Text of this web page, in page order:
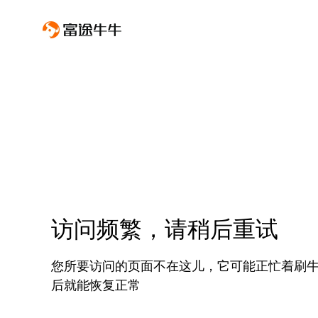
访问频繁，请稍后重试
您所要访问的页面不在这儿，它可能正忙着刷
后就能恢复正常